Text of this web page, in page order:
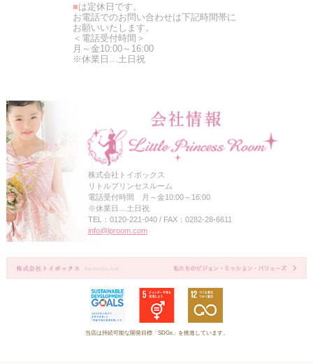
■は定休日です。
お電話でのお問い合わせは下記時間帯に
お願いいたします。
＜電話受付時間＞
月～金10:00～16:00
※休業日…土日祝
株式会社トイボックス
リトルプリンセスルーム
電話受付時間 月～金10:00～16:00
※休業日…土日祝
TEL：0120-221-040 / FAX：0282-28-6611
info@lproom.com
当店は持続可能な開発目標「SDGs」を推進しています。